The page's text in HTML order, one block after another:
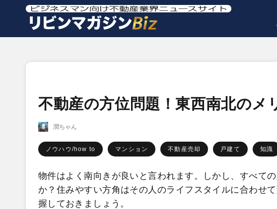
不動産の方位問題！東西南北のメ
潤ちゃん
ノウハウ/how to マンション 不動産売却 戸建て 知識
物件はよく南向きが良いと言われます。しかし、すべて
か？住みやすい方角はその人のライフスタイルに合わせ
握しておきましょう。